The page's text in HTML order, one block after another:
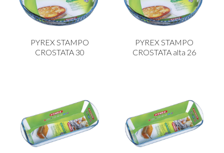
PYREX STAMPO
CROSTATA 30
PYREX STAMPO
CROSTATA alta 26